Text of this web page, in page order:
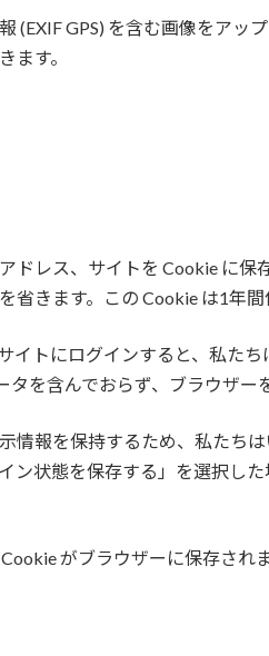
(EXIF GPS) を含む画像をア
ます。
ドレス、サイトを Cookie に
きます。この Cookie は1年間
イトにログインすると、私た
を含んでおらず、ブラウザー
情報を保持するため、私たち
ン状態を保存する」を選択し
がブラウザーに保存さ